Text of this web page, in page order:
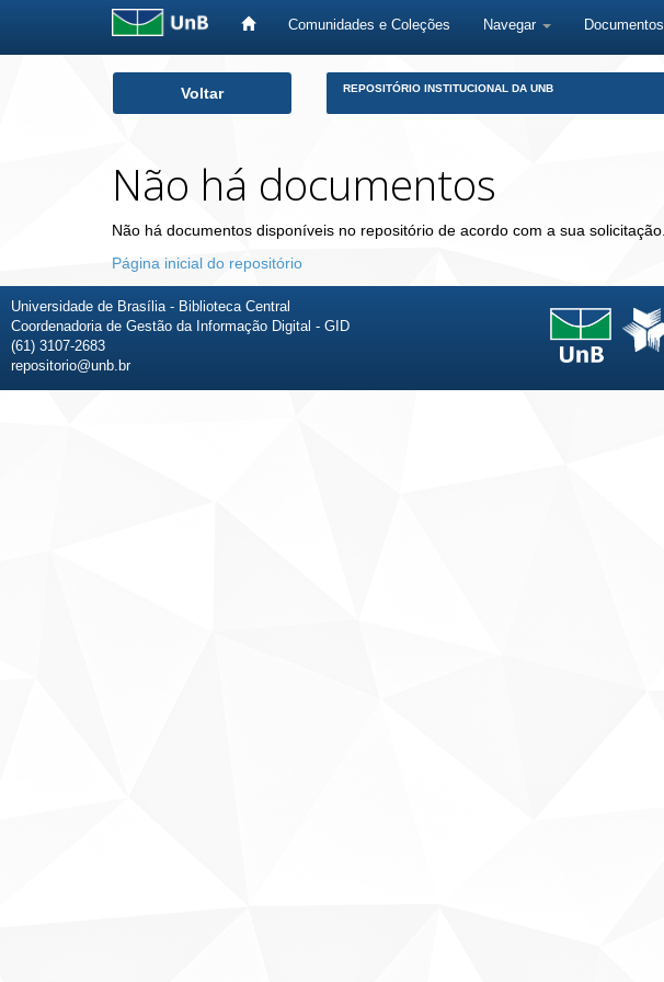
Comunidades e Coleções Navegar Documentos
Voltar REPOSITÓRIO INSTITUCIONAL DA UNB
Não há documentos
Não há documentos disponíveis no repositório de acordo com a sua solicitação.
Página inicial do repositório
Universidade de Brasília - Biblioteca Central
Coordenadoria de Gestão da Informação Digital - GID
(61) 3107-2683
repositorio@unb.br